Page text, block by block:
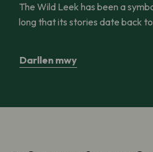
The Wild Leek has been a
long that its stories date back
Darllen mwy